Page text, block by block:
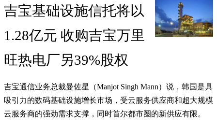
吉宝基础设施信托将以
1.28亿元 收购吉宝万里
旺热电厂另39%股权
吉宝通信业务总裁曼佐星（Manjot Singh Mann）说，韩国是具
吸引力的数码基础设施增长市场，受云服务供应商和超大规模
云服务商的强劲需求支撑，同时首尔都市圈的新供应有限。